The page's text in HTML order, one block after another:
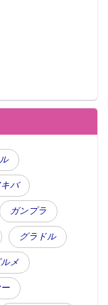
しよう
キバ
ガンプラ
グラドル
ルメ